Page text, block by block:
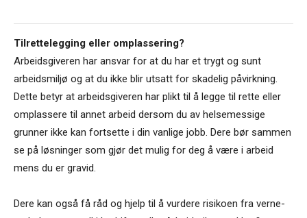
Tilrettelegging eller omplassering?
Arbeidsgiveren har ansvar for at du har et trygt og sunt
arbeidsmiljø og at du ikke blir utsatt for skadelig påvirkning.
Dette betyr at arbeidsgiveren har plikt til å legge til rette eller
omplassere til annet arbeid dersom du av helsemessige
grunner ikke kan fortsette i din vanlige jobb. Dere bør sammen
se på løsninger som gjør det mulig for deg å være i arbeid
mens du er gravid.
Dere kan også få råd og hjelp til å vurdere risikoen fra verne-